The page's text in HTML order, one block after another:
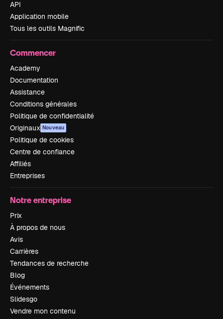
API
Application mobile
Tous les outils Magnific
Commencer
Academy
Documentation
Assistance
Conditions générales
Politique de confidentialité
Originaux Nouveau
Politique de cookies
Centre de confiance
Affiliés
Entreprises
Notre entreprise
Prix
À propos de nous
Avis
Carrières
Tendances de recherche
Blog
Événements
Slidesgo
Vendre mon contenu